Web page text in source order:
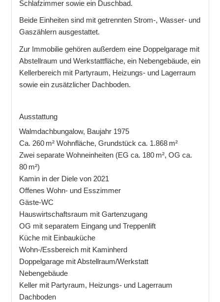
Schlafzimmer sowie ein Duschbad.
Beide Einheiten sind mit getrennten Strom-, Wasser- und
Gaszählern ausgestattet.
Zur Immobilie gehören außerdem eine Doppelgarage mit
Abstellraum und Werkstattfläche, ein Nebengebäude, ein
Kellerbereich mit Partyraum, Heizungs- und Lagerraum
sowie ein zusätzlicher Dachboden.
Ausstattung
Walmdachbungalow, Baujahr 1975
Ca. 260 m² Wohnfläche, Grundstück ca. 1.868 m²
Zwei separate Wohneinheiten (EG ca. 180 m², OG ca.
80 m²)
Kamin in der Diele von 2021
Offenes Wohn- und Esszimmer
Gäste-WC
Hauswirtschaftsraum mit Gartenzugang
OG mit separatem Eingang und Treppenlift
Küche mit Einbauküche
Wohn-/Essbereich mit Kaminherd
Doppelgarage mit Abstellraum/Werkstatt
Nebengebäude
Keller mit Partyraum, Heizungs- und Lagerraum
Dachboden